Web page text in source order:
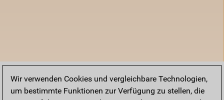
Wir verwenden Cookies und vergleichbare Technologien,
um bestimmte Funktionen zur Verfügung zu stellen, die